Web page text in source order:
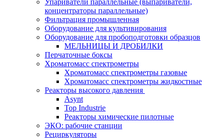
Упариватели параллельные (выпариватели,
концентраторы параллельные)
Фильтрация промышленная
Оборудование для культивирования
Оборудование для пробоподготовки образцов
МЕЛЬНИЦЫ И ДРОБИЛКИ
Перчаточные боксы
Хроматомасс спектрометры
Хроматомасс спектрометры газовые
Хроматомасс спектрометры жидкостные
Реакторы высокого давления
Asynt
Top Industrie
Реакторы химические пилотные
ЭКО: рабочие станции
Рециркуляторы